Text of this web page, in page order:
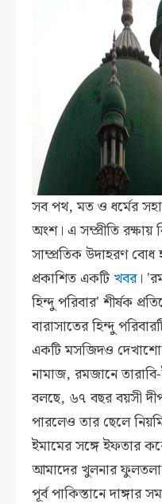
সব পথ, মত ও ধর্মের
অংশ। এ সম্প্রীতি রক্ষায়
সাম্প্রতিক উদাহরণ
প্রকাশিত একটি খবর।
হিন্দু পরিবার' শীর্ষক
বারাসাতের হিন্দু
একটি মসজিদও
নামাজ, রমজানে
বলছে, ৬৭ বছর বয়সী
পারলেও তার ছেলে
ইমামের সঙ্গে ইফতার
আমাদের খুলনার
পূর্ব পাকিস্তানে দাঙ্গার